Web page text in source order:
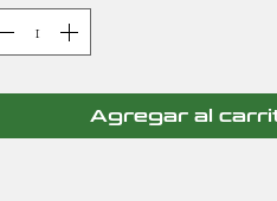
Agregar al